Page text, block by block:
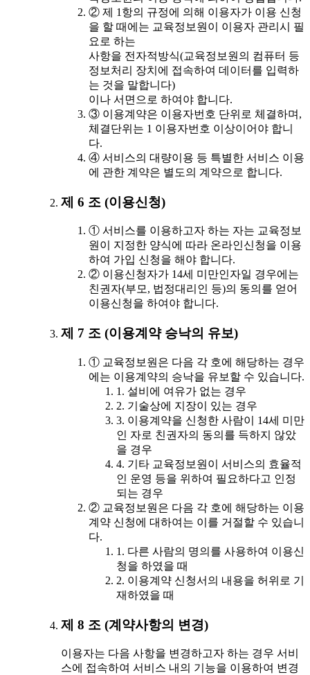
② 제 1항의 규정에 의해 이용자가 이용 신청
을 할 때에는 교육정보원이 이용자 관리시 필
요로 하는
사항을 전자적방식(교육정보원의 컴퓨터 등
정보처리 장치에 접속하여 데이터를 입력하
는 것을 말합니다)
이나 서면으로 하여야 합니다.
③ 이용계약은 이용자번호 단위로 체결하며,
체결단위는 1 이용자번호 이상이어야 합니
다.
④ 서비스의 대량이용 등 특별한 서비스 이용
에 관한 계약은 별도의 계약으로 합니다.
제 6 조 (이용신청)
① 서비스를 이용하고자 하는 자는 교육정보
원이 지정한 양식에 따라 온라인신청을 이용
하여 가입 신청을 해야 합니다.
② 이용신청자가 14세 미만인자일 경우에는
친권자(부모, 법정대리인 등)의 동의를 얻어
이용신청을 하여야 합니다.
제 7 조 (이용계약 승낙의 유보)
① 교육정보원은 다음 각 호에 해당하는 경우
에는 이용계약의 승낙을 유보할 수 있습니다.
1. 설비에 여유가 없는 경우
2. 기술상에 지장이 있는 경우
3. 이용계약을 신청한 사람이 14세 미만
인 자로 친권자의 동의를 득하지 않았
을 경우
4. 기타 교육정보원이 서비스의 효율적
인 운영 등을 위하여 필요하다고 인정
되는 경우
② 교육정보원은 다음 각 호에 해당하는 이용
계약 신청에 대하여는 이를 거절할 수 있습니
다.
1. 다른 사람의 명의를 사용하여 이용신
청을 하였을 때
2. 이용계약 신청서의 내용을 허위로 기
재하였을 때
제 8 조 (계약사항의 변경)
이용자는 다음 사항을 변경하고자 하는 경우 서비
스에 접속하여 서비스 내의 기능을 이용하여 변경